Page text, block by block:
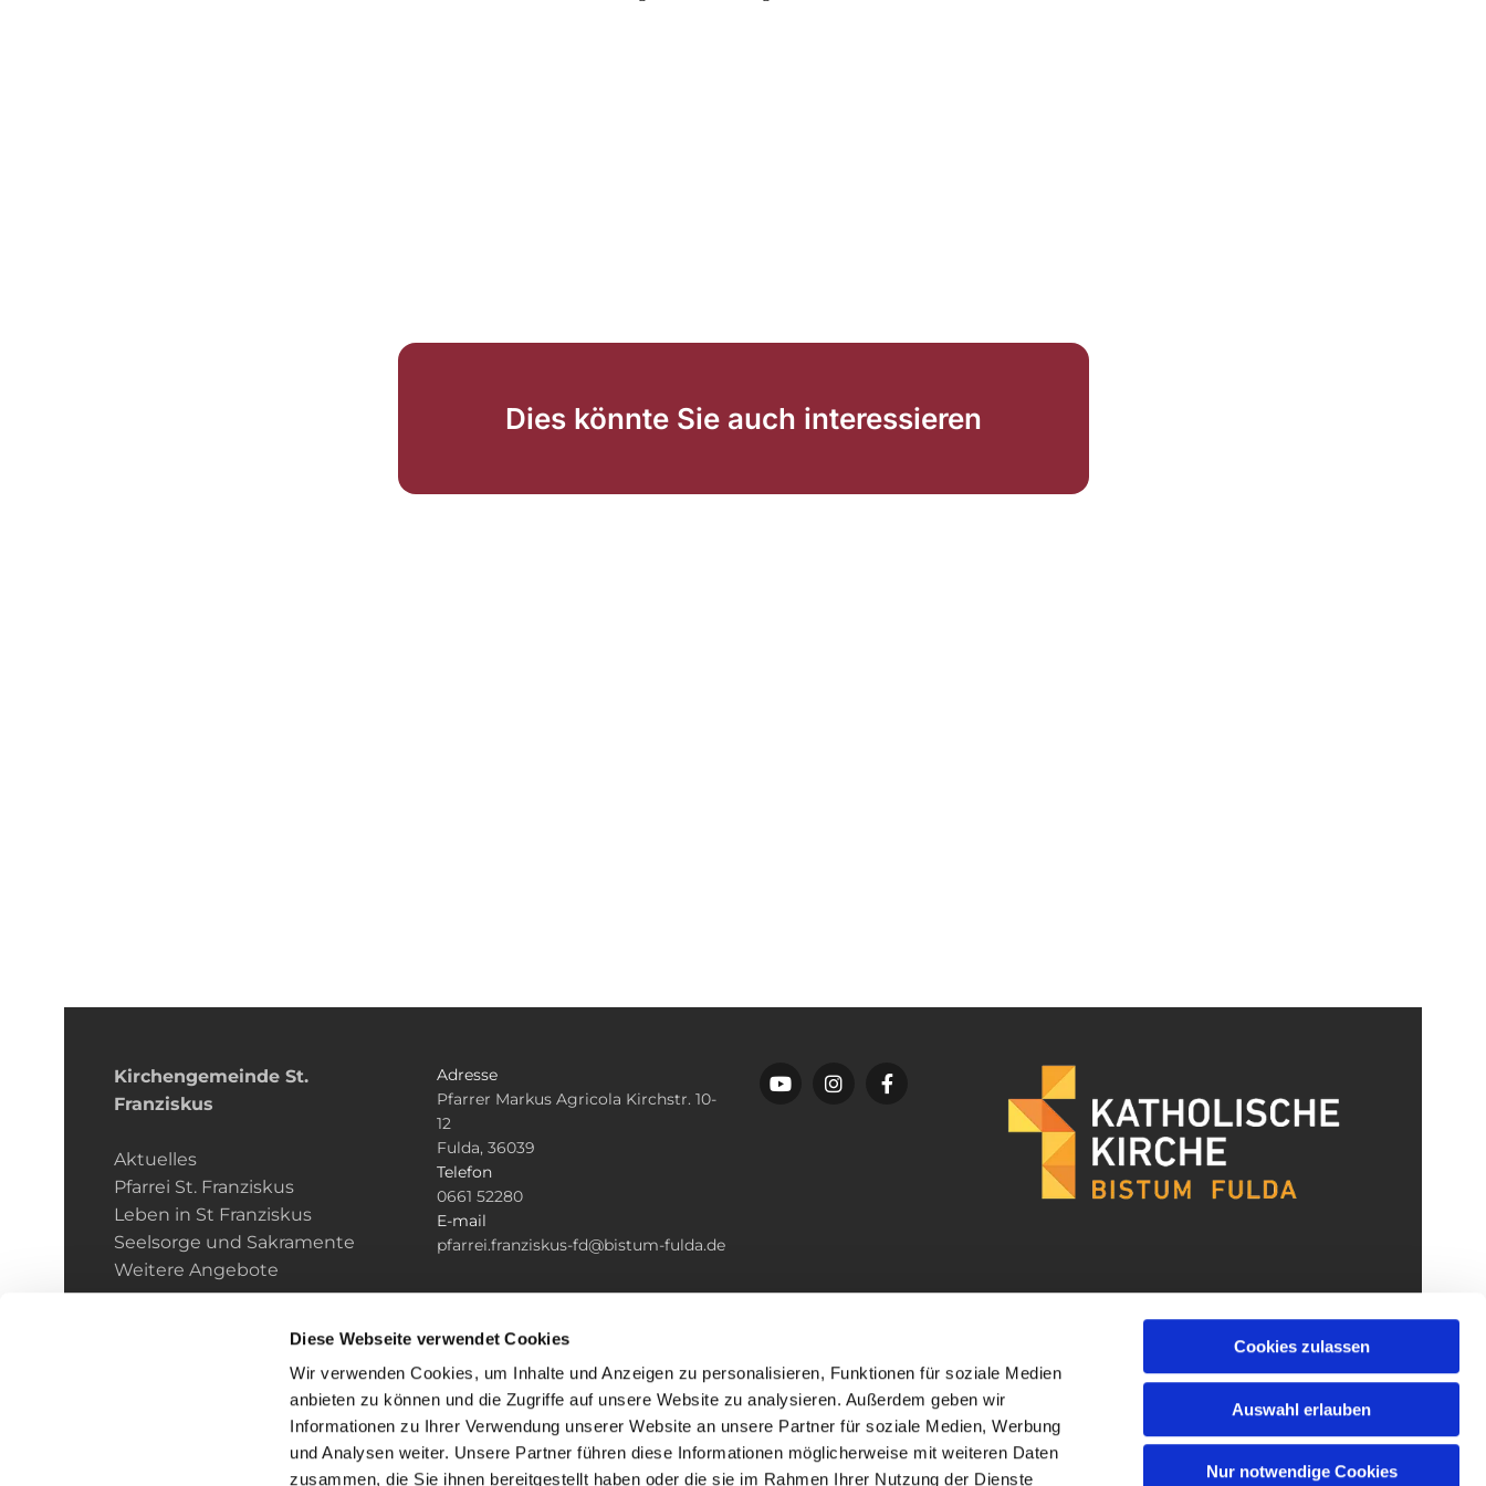
Diese Webseite verwendet Cookies
Wir verwenden Cookies, um Inhalte und Anzeigen zu personalisieren, Funktionen für soziale Medien
anbieten zu können und die Zugriffe auf unsere Website zu analysieren. Außerdem geben wir
Informationen zu Ihrer Verwendung unserer Website an unsere Partner für soziale Medien, Werbung
und Analysen weiter. Unsere Partner führen diese Informationen möglicherweise mit weiteren Daten
zusammen, die Sie ihnen bereitgestellt haben oder die sie im Rahmen Ihrer Nutzung der Dienste
Cookies zulassen
Auswahl erlauben
Nur notwendige Cookies
Dies könnte Sie auch interessieren
Kirchengemeinde­­ St.
Franziskus
Aktuelles
Pfarrei St. Franziskus
Leben in St Franziskus
Seelsorge und Sakramente
Weitere Angebote
Adresse
Pfarrer Markus Agricola Kirchstr. 10-
12
Fulda, 36039
Telefon
0661 52280
E-mail
pfarrei.franziskus-fd@bistum-fulda.de